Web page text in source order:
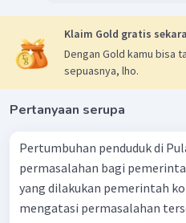
Klaim Gold gratis
Dengan Gold kamu bisa
sepuasnya, lho.
Pertanyaan serupa
Pertumbuhan penduduk di
permasalahan bagi
yang dilakukan pemerintah
mengatasi permasalahan